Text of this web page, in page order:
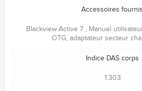
Accessoires fournis
Blackview Active 7 , Manuel
OTG, adaptateur secteur
Indice DAS corps
1.303